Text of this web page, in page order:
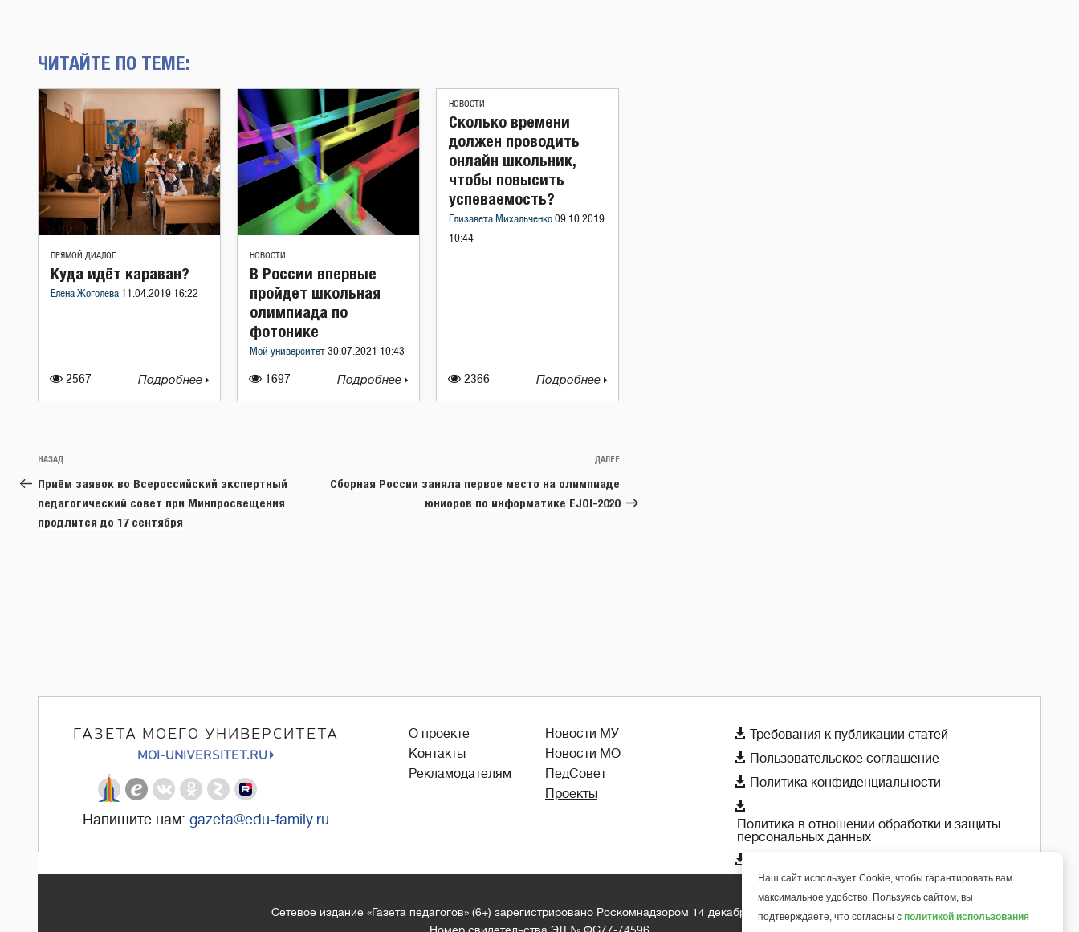
ЧИТАЙТЕ ПО ТЕМЕ:
ПРЯМОЙ ДИАЛОГ
2567
Куда идёт караван?
Елена Жоголева 11.04.2019 16:22
Подробнее
НОВОСТИ
1697
В России впервые
пройдет школьная
олимпиада по
фотонике
Мой университет 30.07.2021 10:43
Подробнее
НОВОСТИ
2366
Сколько времени
должен проводить
онлайн школьник,
чтобы повысить
успеваемость?
Елизавета Михальченко 09.10.2019
10:44
Подробнее
Навигация
по
записям
Предыдущая
запись:
НАЗАД
Приём заявок во Всероссийский экспертный
педагогический совет при Минпросвещения
продлится до 17 сентября
Следующая
ДАЛЕЕ
Сборная России заняла первое место на олимпиаде
юниоров по информатике EJOI-2020
ГАЗЕТА МОЕГО УНИВЕРСИТЕТА
MOI-UNIVERSITET.RU
Напишите нам: gazeta@edu-family.ru
О проекте
Контакты
Рекламодателям
Новости МУ
Новости МО
ПедСовет
Проекты
 Требования к публикации статей
 Пользовательское соглашение
 Политика конфиденциальности

Политика в отношении обработки и защиты
персональных данных

Сетевое издание «Газета педагогов» (6+) зарегистрировано Роскомнадзором 14 декабря 2018 года
6+
Наш сайт использует Cookie, чтобы гарантировать вам
максимальное удобство. Пользуясь сайтом, вы
подтверждаете, что согласны с политикой использования